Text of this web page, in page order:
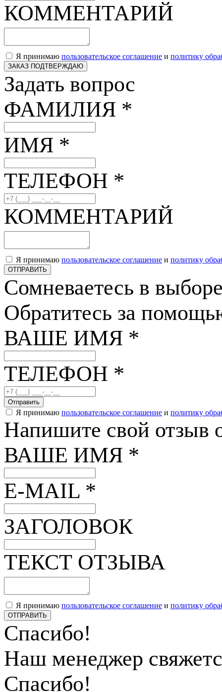
КОММЕНТАРИЙ
Я принимаю пользовательское соглашение и политику
ЗАКАЗ ПОДТВЕРЖДАЮ
Задать вопрос
ФАМИЛИЯ *
ИМЯ *
ТЕЛЕФОН *
КОММЕНТАРИЙ
Я принимаю пользовательское соглашение и политику
ОТПРАВИТЬ
Сомневаетесь в
Обратитесь за
ВАШЕ ИМЯ *
ТЕЛЕФОН *
Отправить
Я принимаю пользовательское соглашение и политику
Напишите свой отзыв
ВАШЕ ИМЯ *
E-MAIL *
ЗАГОЛОВОК
ТЕКСТ ОТЗЫВА
Я принимаю пользовательское соглашение и политику
ОТПРАВИТЬ
Спасибо!
Наш менеджер
Спасибо!